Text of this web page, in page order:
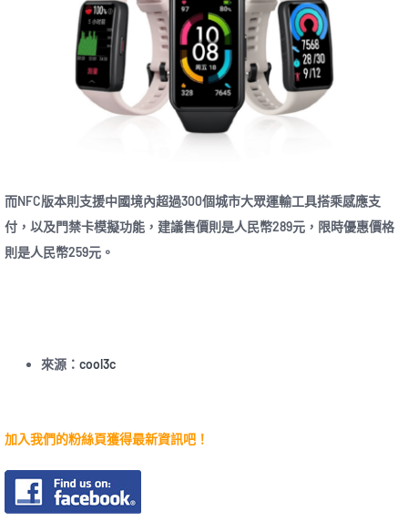
而NFC版本則支援中國境內超過300個城市大眾運輸工具搭乘感應支
付，以及門禁卡模擬功能，建議售價則是人民幣289元，限時優惠價格
則是人民幣259元。
來源： cool3c
加入我們的粉絲頁獲得最新資訊吧！